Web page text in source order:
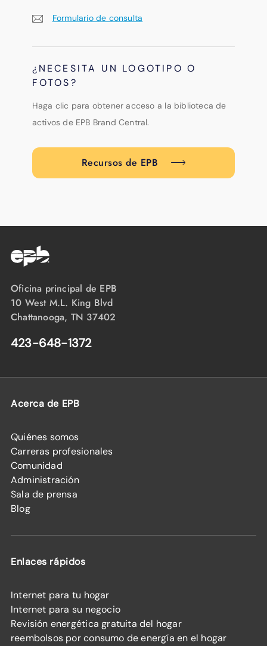
Formulario de consulta
¿NECESITA UN LOGOTIPO O
FOTOS?
Haga clic para obtener acceso a la biblioteca de
activos de EPB Brand Central.
Recursos de EPB
Oficina principal de EPB
10 West M.L. King Blvd
Chattanooga, TN 37402
423-648-1372
Acerca de EPB
Quiénes somos
Carreras profesionales
Comunidad
Administración
Sala de prensa
Blog
Enlaces rápidos
Internet para tu hogar
Internet para su negocio
Revisión energética gratuita del hogar
reembolsos por consumo de energía en el hogar